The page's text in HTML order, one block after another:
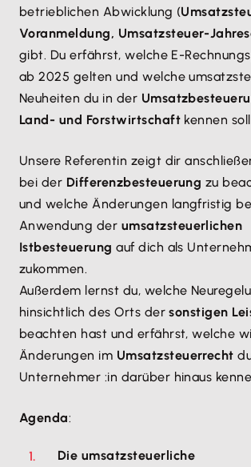
betrieblichen Abwicklung (
Voranmeldung, Umsatzsteuer-
gibt. Du erfährst, welche E-
ab 2025 gelten und welche
Neuheiten du in der
Land- und Forstwirtschaft kennen
Unsere Referentin zeigt dir
bei der Differenzbesteuerung zu
und welche Änderungen langfristig
Anwendung der umsatzsteuerlichen
Istbesteuerung auf dich als
zukommen.
Außerdem lernst du, welche
hinsichtlich des Orts dersonstigen
beachten hast und erfährst, welche
Änderungen im Umsatzsteuerrecht
Unternehmer :in darüber hinaus
Agenda:
Die umsatzsteuerliche